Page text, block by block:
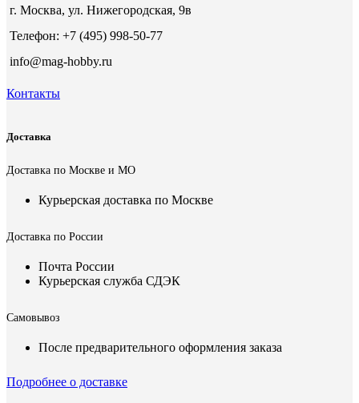
г. Москва, ул. Нижегородская, 9в
Телефон: +7 (495) 998-50-77
info@mag-hobby.ru
Контакты
Доставка
Доставка по Москве и МО
Курьерская доставка по Москве
Доставка по России
Почта России
Курьерская служба СДЭК
Самовывоз
После предварительного оформления заказа
Подробнее о доставке